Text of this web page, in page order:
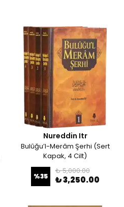
Nureddin Itr
Bulûğu’l-Merâm Şerhi (Sert
Kapak, 4 Cilt)
%35
₺ 5,000.00
₺ 3,250.00